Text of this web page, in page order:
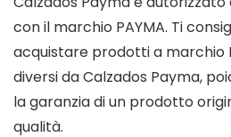
con il marchio PAYMA. Ti
acquistare prodotti a marchio
diversi da Calzados Payma,
la garanzia di un prodotto
qualità.